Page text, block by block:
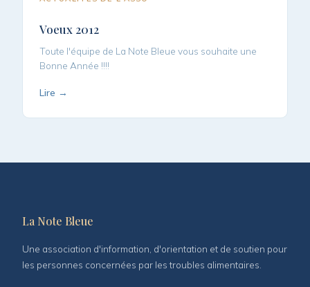
Voeux 2012
Toute l'équipe de La Note Bleue vous souhaite une
Bonne Année !!!!
Lire →
La Note Bleue
Une association d'information, d'orientation et de soutien pour
les personnes concernées par les troubles alimentaires.